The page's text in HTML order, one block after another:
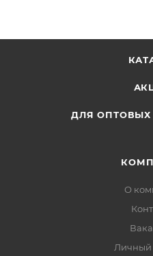
Глубина, мм: 10
ДЛЯ ОПТОВЫХ
О
Личный